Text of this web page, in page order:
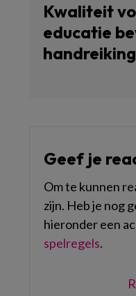
Kwaliteit
educatie
handreiking
Geef je
Om te kunnen
zijn. Heb je nog
hieronder een
spelregels.